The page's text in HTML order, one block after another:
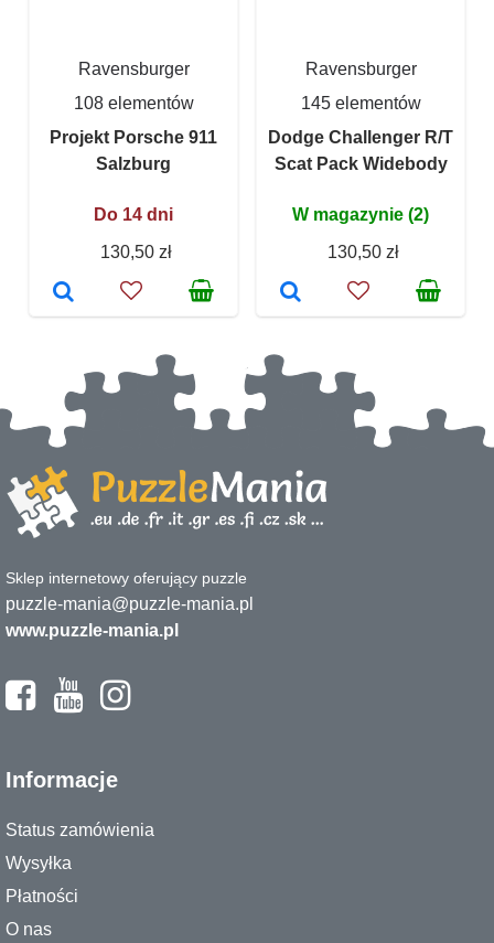
Ravensburger
108 elementów
Projekt Porsche 911
Salzburg
Do 14 dni
130,50 zł
Ravensburger
145 elementów
Dodge Challenger R/T
Scat Pack Widebody
W magazynie (2)
130,50 zł
Sklep internetowy oferujący puzzle
puzzle-mania@puzzle-mania.pl
www.puzzle-mania.pl
Informacje
Status zamówienia
Wysyłka
Płatności
O nas